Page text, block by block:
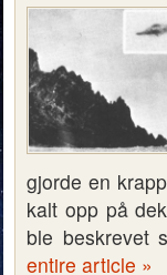
gjorde en
kalt opp på
ble beskrevet
entire article »